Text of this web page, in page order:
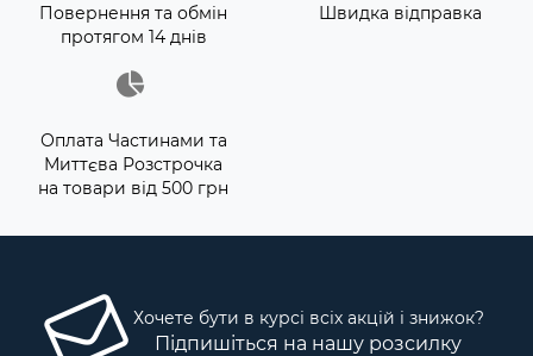
Повернення та обмін
протягом 14 днів
Швидка відправка
Оплата Частинами та
Миттєва Розстрочка
на товари від 500 грн
Хочете бути в курсі всіх акцій і знижок?
Підпишіться на нашу розсилку